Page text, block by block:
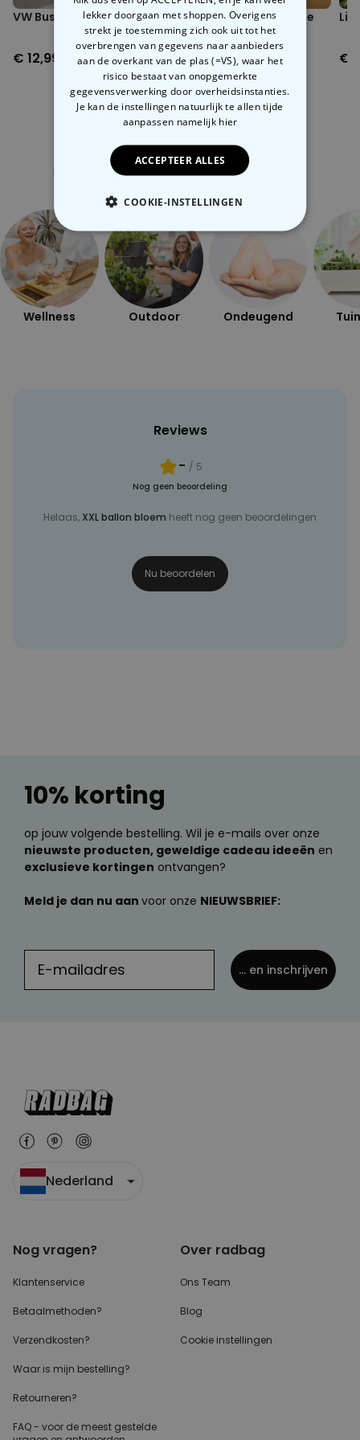
VW Bus opbergdoos
€ 12,99
Kurken met keramische
bloem
€ 4,99 €
Gerelateerde categorie
Bekijk onze andere categorie met ongewone dingen
Wellness Outdoor Ondeugend
Reviews
- / 5
Nog geen beoordeling
Helaas, XXL ballon bloem heeft nog geen beoordelingen
Nu beoordelen
10% korting
op jouw volgende bestelling. Wil je e-mails over onze
nieuwste producten, geweldige cadeau ideeën en
exclusieve kortingen ontvangen?
Meld je dan nu aan voor onze NIEUWSBRIEF:
... en inschrijven
Nederland
Nog vragen?
Klantenservice
Betaalmethoden?
Verzendkosten?
Waar is mijn bestelling?
Retourneren?
FAQ - voor de meest gestelde
Over radbag
Ons Team
Blog
Cookie instellingen
lekker doorgaan met shoppen. Overigens
strekt je toestemming zich ook uit tot het
overbrengen van gegevens naar aanbieders
aan de overkant van de plas (=VS), waar het
risico bestaat van onopgemerkte
gegevensverwerking door overheidsinstanties.
Je kan de instellingen natuurlijk te allen tijde
aanpassen namelijk hier
ACCEPTEER ALLES
COOKIE-INSTELLINGEN
NOODZAKELIJK
PERFORMANCE
MARKETING OVERIGE